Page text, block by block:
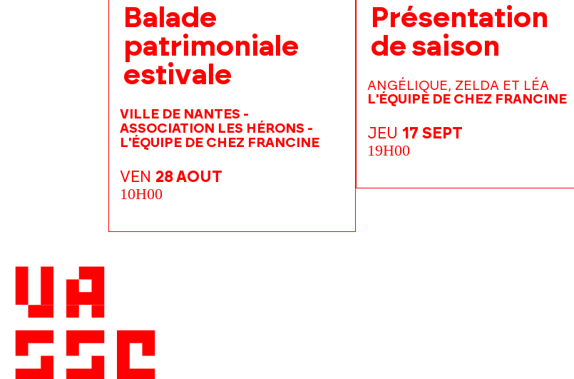
Balade
patrimoniale
estivale
VILLE DE NANTES -
ASSOCIATION LES HÉRONS -
L'ÉQUIPE DE CHEZ FRANCINE
VEN 28 AOUT
10H00
Présentation
de saison
ANGÉLIQUE, ZELDA ET LÉA
L'ÉQUIPE DE CHEZ FRANCINE
JEU 17 SEPT
19H00